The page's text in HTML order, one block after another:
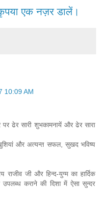
एक नज़र डालें।
10:09 AM
ढेर सारी शुभकामनायें और ढेर सारा
और अत्यन्त सफल, सुखद भविष्य
राजीव जी और हिन्द-युग्म का हार्दिक
उपलब्ध कराने की दिशा में ऐसा सुन्दर